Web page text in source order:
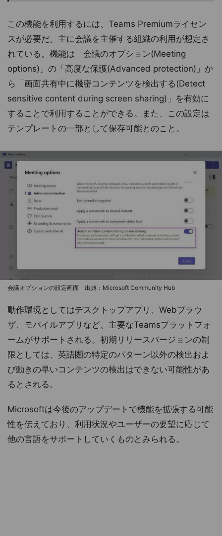
この機能を利用するには、Teams Premiumライセン
スが必要だ。主に会議を主催する組織の利用が想定さ
れている。機能は「会議のオプション(Meeting
options)」の「高度な保護(Advanced protection)」か
ら「画面共有中に機密コンテンツを検出する(Detect
sensitive content during screen sharing)」を有効に
することで利用することができる。また、この設定は
テンプレートの一部として保存可能とのこと。
会議オプションの設定画面 出典：Microsoft Community Hub
動作環境としてはデスクトップアプリ、Webブラウ
ザ、モバイルアプリなど、主要なTeamsプラットフォ
ームがサポートされる。初期リリースバージョンの制
限としては、英語圏の特定のパターン以外の検出およ
び動きの早いコンテンツの検出はできない可能性があ
るとされる。
Microsoftは今後のアップデートで機能を拡張する可能
性を伝えており、利用状況やユーザーの要望に応じて
他の言語をサポートしていくものとみられる。